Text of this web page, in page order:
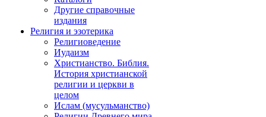
Другие справочные
издания
Религия и эзотерика
Религиоведение
Иудаизм
Христианство. Библия.
История христианской
религии и церкви в
целом
Ислам (мусульманство)